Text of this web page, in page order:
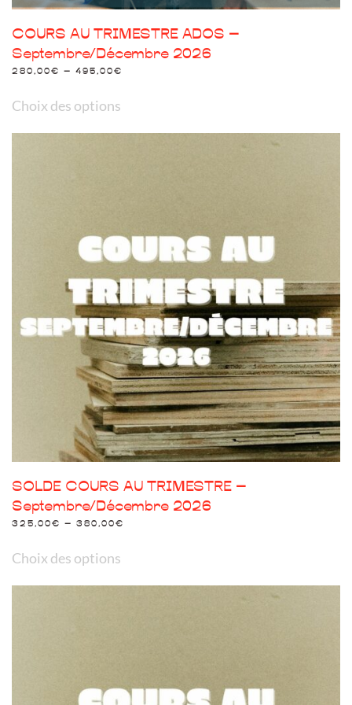
COURS AU TRIMESTRE ADOS –
Septembre/Décembre 2026
280,00€ – 495,00€
Choix des options
a
peuvent
être
choisies
sur
la
page
du
produit
SOLDE COURS AU TRIMESTRE –
Septembre/Décembre 2026
325,00€ – 380,00€
Choix des options
a
peuvent